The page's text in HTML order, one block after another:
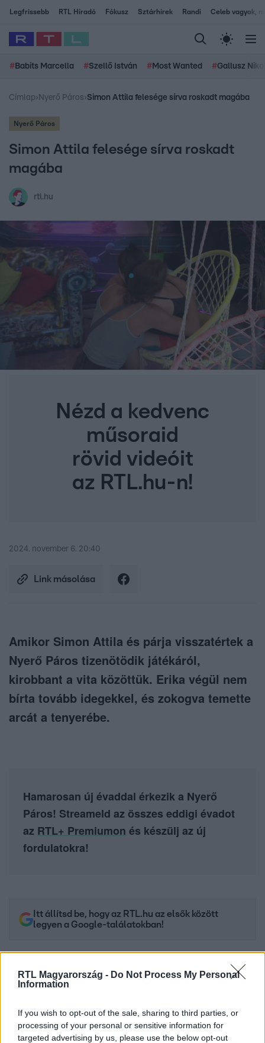
RTL Magyarország - Do Not Process My Personal
Information
If you wish to opt-out of the sale, sharing to third parties, or
processing of your personal or sensitive information for
targeted advertising by us, please use the below opt-out
Legfrissebb RTL Híradó Fókusz Sztárhírek Randi Celeb vagyok,
# Babits Marcella #Szellő István # Most Wanted #Gallusz
Címlap› Nyerő Páros›Simon Attila felesége sírva roskadt magába
Nyerő Páros
Simon Attila felesége sírva roskadt
magába
rtl.hu
Nézd a kedvenc
műsoraid
rövid videóit
az RTL.hu-n!
2024. november 6. 20:40
Link másolása
Amikor Simon Attila és párja visszatértek a
Nyerő Páros tizenötödik játékáról,
kirobbant a vita közöttük. Erika végül nem
bírta tovább idegekkel, és zokogva temette
arcát a tenyerébe.
Hamarosan új évaddal érkezik a Nyerő
Páros! Streameld az összes eddigi évadot
az RTL+ Premiumon és készülj az új
fordulatokra!
Itt állítsd be, hogy az RTL.hu az elsők között
legyen a Google-találatokban!